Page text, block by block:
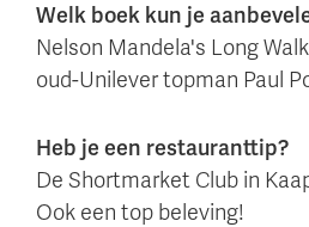
Welk boek kun je
Nelson Mandela's Long
oud-Unilever topman Paul
Heb je een restauranttip?
De Shortmarket Club in
Ook een top beleving!